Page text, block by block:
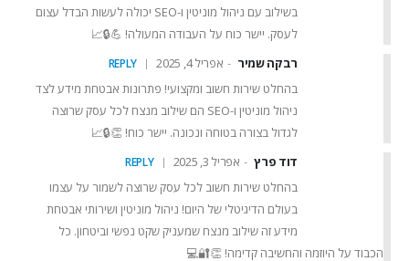
בשילוב עם ניהול מוניטין ו-SEO יכולה לעשות הבדל עצום
לעסק. יישר כוח על העבודה המעולה! 💪🔒📈
רבקה שמיר
אפריל 4, 2025 REPLY
בהחלט שירות חשוב ומקצועי! פתרונות אבטחת מידע לצד
ניהול מוניטין ו-SEO הם שילוב מנצח לכל עסק שרוצה
לגדול בצורה בטוחה ונכונה. יישר כוח! 👏🔒📈
דוד פרץ
אפריל 3, 2025 REPLY
בהחלט שירות חשוב לכל עסק שרוצה לשמור על עצמו
בעולם הדיגיטלי של היום! ניהול מוניטין ושירותי אבטחת
מידע זה שילוב מנצח שמעניק שקט נפשי וביטחון. כל
הכבוד על היוזמה והחשיבה קדימה! 👏🔐💻